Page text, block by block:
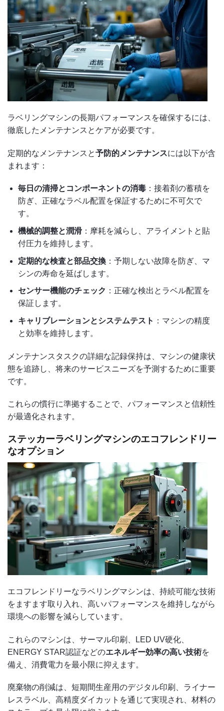
ラベリングマシンの長期パフォーマンスを確保するには、
徹底したメンテナンスとケアが必要です。
定期的なメンテナンスと予防的メンテナンスには以下が含
まれます：
毎日の清掃とコンポーネントの消毒：接着剤の蓄積を
防ぎ、正確なラベル配置を保証するために不可欠で
す。
機械的調整と潤滑：摩耗を減らし、アライメントと貼
付圧力を維持します。
定期的な検査と部品交換：予期しない故障を防ぎ、マ
シンの寿命を延ばします。
センサー機能のチェック ：正確な検出とラベル配置を
保証します。
キャリブレーションとシステムテスト ：マシンの精度
と効率を維持します。
メンテナンスタスクの詳細な記録保持は、マシンの健康状
態を追跡し、将来のサービスニーズを予測するために重要
です。
これらの慣行に準拠することで、パフォーマンスと信頼性
が最適化されます。
ステッカーラベリングマシンのエコフレンドリー
なオプション
エコフレンドリーなラベリングマシンは、持続可能な技術
をますます取り入れ、高いパフォーマンスを維持しながら
環境への影響を減らしています。
これらのマシンは、サーマル印刷、LED UV硬化、
ENERGY STAR認証などのエネルギー効率の高い技術を
備え、消費電力を最小限に抑えます。
廃棄物の削減は、短期間生産用のデジタル印刷、ライナー
レスラベル、高精度ダイカットを通じて実現され、材料の